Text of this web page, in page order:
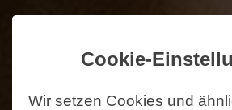
Cookie-
Wir setzen Cookies und